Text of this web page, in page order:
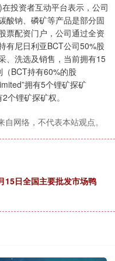
投资者互动平台表示，公司
酸钠、磷矿等产品是部分固
票配资门户，公司通过全资
有尼日利亚BCT公司50%股
、洗选及销售，当前拥有15
BCT持有60%的股
拥有5个锂矿探矿
个锂矿探矿权。
网络，不代表本站观点。
15日全国主要批发市场鸭